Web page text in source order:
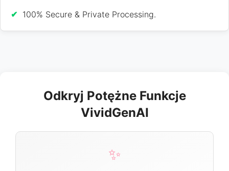
✔ 100% Secure & Private Processing.
Odkryj Potężne Funkcje
VividGenAI
✨